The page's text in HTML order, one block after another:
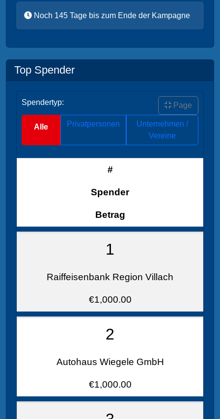
Noch 145 Tage bis zum Ende der Kampagne
Top Spender
Page
Spendertyp:
Alle Privatpersonen
Unternehmen /
Vereine
#
Spender
Betrag
1
Raiffeisenbank Region Villach
€1,000.00
2
Autohaus Wiegele GmbH
€1,000.00